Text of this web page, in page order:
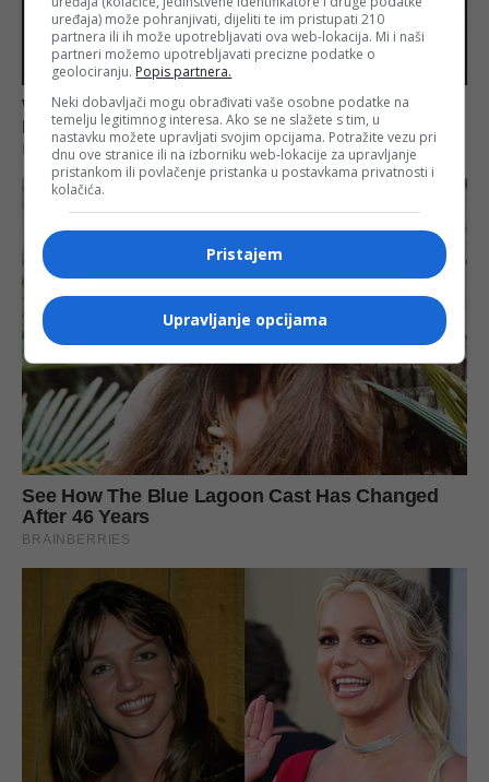
uređaja) može pohranjivati, dijeliti te im pristupati 210
partnera ili ih može upotrebljavati ova web-lokacija. Mi i naši
partneri možemo upotrebljavati precizne podatke o
geolociranju. Popis partnera.
Neki dobavljači mogu obrađivati vaše osobne podatke na
temelju legitimnog interesa. Ako se ne slažete s tim, u
nastavku možete upravljati svojim opcijama. Potražite vezu pri
dnu ove stranice ili na izborniku web-lokacije za upravljanje
pristankom ili povlačenje pristanka u postavkama privatnosti i
kolačića.
Pristajem
Upravljanje opcijama